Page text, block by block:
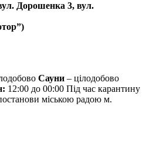
Дорошенка 3, вул.
Сауни – цілодобово
12:00 до 00:00 Під час карантину
міською радою м.